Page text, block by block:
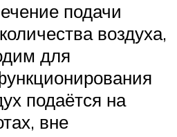
подачи
воздуха,
для
подаётся на
вне